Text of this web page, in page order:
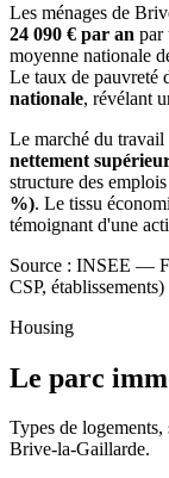
Les ménages de
24 090 € par an par
moyenne nationale
Le taux de pauvreté
nationale, révélant
Le marché du
nettement
structure des
%). Le tissu
témoignant d'une
Source : INSEE —
CSP, établissements)
Housing
Le parc
Types de
Brive-la-Gaillarde.